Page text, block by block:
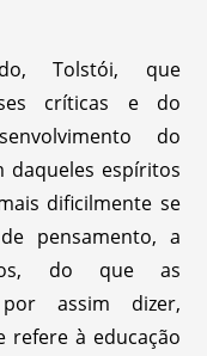
Tolstói, que
críticas e do
do
daqueles espíritos
dificilmente se
pensamento, a
do que as
por assim dizer,
à educação